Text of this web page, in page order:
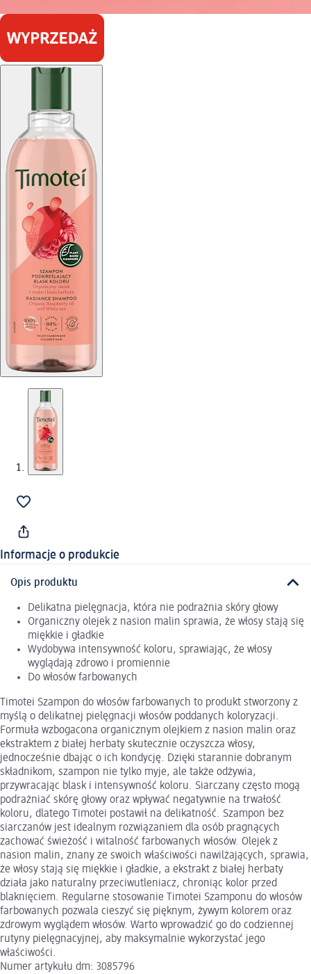
Informacje o produkcie
Opis produktu
Delikatna pielęgnacja, która nie podrażnia skóry głowy
Organiczny olejek z nasion malin sprawia, że włosy stają się
miękkie i gładkie
Wydobywa intensywność koloru, sprawiając, że włosy
wyglądają zdrowo i promiennie
Do włosów farbowanych
Timotei Szampon do włosów farbowanych to produkt stworzony z
myślą o delikatnej pielęgnacji włosów poddanych koloryzacji.
Formuła wzbogacona organicznym olejkiem z nasion malin oraz
ekstraktem z białej herbaty skutecznie oczyszcza włosy,
jednocześnie dbając o ich kondycję. Dzięki starannie dobranym
składnikom, szampon nie tylko myje, ale także odżywia,
przywracając blask i intensywność koloru. Siarczany często mogą
podrażniać skórę głowy oraz wpływać negatywnie na trwałość
koloru, dlatego Timotei postawił na delikatność. Szampon bez
siarczanów jest idealnym rozwiązaniem dla osób pragnących
zachować świeżość i witalność farbowanych włosów. Olejek z
nasion malin, znany ze swoich właściwości nawilżających, sprawia,
że włosy stają się miękkie i gładkie, a ekstrakt z białej herbaty
działa jako naturalny przeciwutleniacz, chroniąc kolor przed
blaknięciem. Regularne stosowanie Timotei Szamponu do włosów
farbowanych pozwala cieszyć się pięknym, żywym kolorem oraz
zdrowym wyglądem włosów. Warto wprowadzić go do codziennej
rutyny pielęgnacyjnej, aby maksymalnie wykorzystać jego
właściwości.
Numer artykułu dm: 3085796